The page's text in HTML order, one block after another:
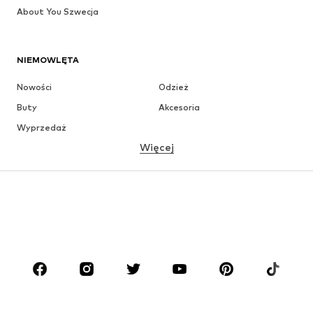
NIEMOWLĘTA
Nowości
Odzież
Buty
Akcesoria
Wyprzedaż
MARKI
Więcej
About You Szwecja